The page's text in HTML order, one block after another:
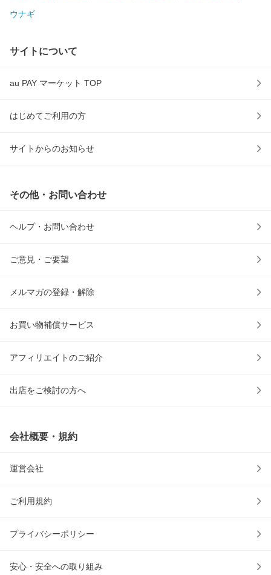
ウナギ
サイトについて
au PAY マーケット TOP
はじめてご利用の方
サイトからのお知らせ
その他・お問い合わせ
ヘルプ・お問い合わせ
ご意見・ご要望
メルマガの登録・解除
お買い物補償サービス
アフィリエイトのご紹介
出店をご検討の方へ
会社概要・規約
運営会社
ご利用規約
プライバシーポリシー
安心・安全への取り組み